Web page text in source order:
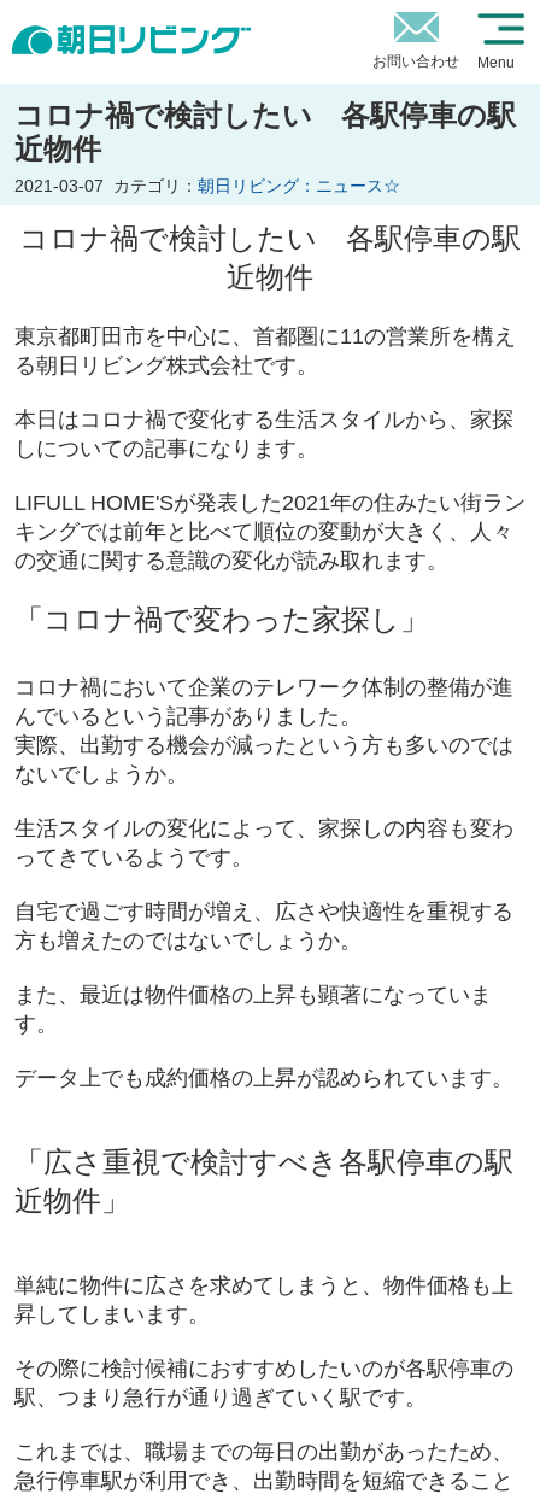
お問い合わせ Menu
コロナ禍で検討したい 各駅停車の駅
近物件
2021-03-07 カテゴリ： 朝日リビング：ニュース☆
コロナ禍で検討したい 各駅停車の駅
近物件
東京都町田市を中心に、首都圏に11の営業所を構え
る朝日リビング株式会社です。
本日はコロナ禍で変化する生活スタイルから、家探
しについての記事になります。
LIFULL HOME'Sが発表した2021年の住みたい街ラン
キングでは前年と比べて順位の変動が大きく、人々
の交通に関する意識の変化が読み取れます。
「コロナ禍で変わった家探し」
コロナ禍において企業のテレワーク体制の整備が進
んでいるという記事がありました。
実際、出勤する機会が減ったという方も多いのでは
ないでしょうか。
生活スタイルの変化によって、家探しの内容も変わ
ってきているようです。
自宅で過ごす時間が増え、広さや快適性を重視する
方も増えたのではないでしょうか。
また、最近は物件価格の上昇も顕著になっていま
す。
データ上でも成約価格の上昇が認められています。
「広さ重視で検討すべき各駅停車の駅
近物件」
単純に物件に広さを求めてしまうと、物件価格も上
昇してしまいます。
その際に検討候補におすすめしたいのが各駅停車の
駅、つまり急行が通り過ぎていく駅です。
これまでは、職場までの毎日の出勤があったため、
急行停車駅が利用でき、出勤時間を短縮できること